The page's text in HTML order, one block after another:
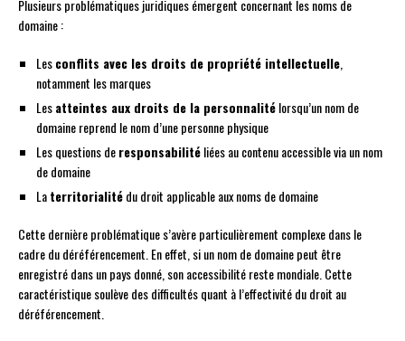
Plusieurs problématiques juridiques émergent concernant les noms de
domaine :
Lesconflits avec les droits de propriété intellectuelle
notamment les marques
Lesatteintes aux droits de la personnalitélorsqu’un nom de
domaine reprend le nom d’une personne physique
Les questions deresponsabilitéliées au contenu accessible via un nom
de domaine
Laterritorialitédu droit applicable aux noms de domaine
Cette dernière problématique s’avère particulièrement complexe dans le
cadre du déréférencement. En effet, si un nom de domaine peut être
enregistré dans un pays donné, son accessibilité reste mondiale. Cette
caractéristique soulève des difficultés quant à l’effectivité du droit au
déréférencement.